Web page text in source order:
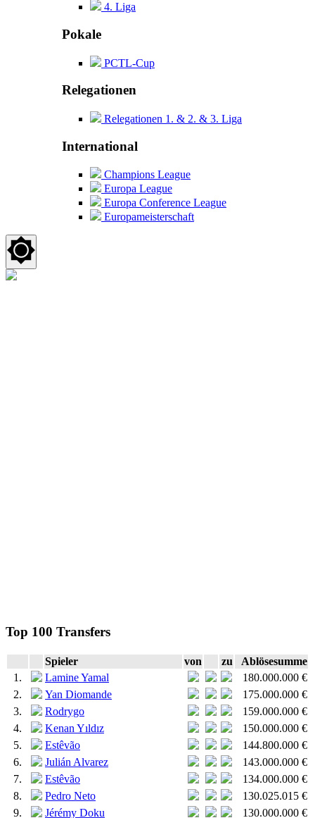
4. Liga
Pokale
PCTL-Cup
Relegationen
Relegationen 1. & 2. & 3. Liga
International
Champions League
Europa League
Europa Conference League
Europameisterschaft
Top 100 Transfers
Spieler von zu
Ablösesumme
1.
Lamine Yamal
180.000.000 €
2.
Yan Diomande
175.000.000 €
3.
Rodrygo
159.000.000 €
4.
Kenan Yıldız
150.000.000 €
5.
Estêvão
144.800.000 €
6.
Julián Alvarez
143.000.000 €
7.
Estêvão
134.000.000 €
8.
Pedro Neto
130.025.015 €
9.
Jérémy Doku
130.000.000 €